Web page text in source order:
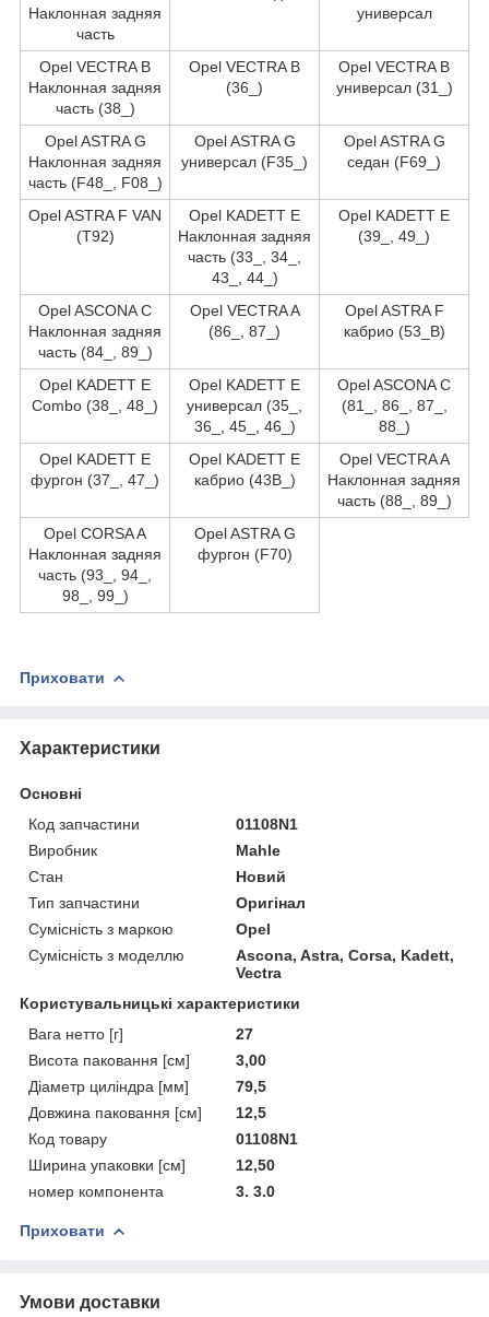
Наклонная задняя
часть
универсал
Opel VECTRA B
Наклонная задняя
часть (38_)
Opel VECTRA B
(36_)
Opel VECTRA B
универсал (31_)
Opel ASTRA G
Наклонная задняя
часть (F48_, F08_)
Opel ASTRA G
универсал (F35_)
Opel ASTRA G
седан (F69_)
Opel ASTRA F VAN
(T92)
Opel KADETT E
Наклонная задняя
часть (33_, 34_,
43_, 44_)
Opel KADETT E
(39_, 49_)
Opel ASCONA C
Наклонная задняя
часть (84_, 89_)
Opel VECTRA A
(86_, 87_)
Opel ASTRA F
кабрио (53_B)
Opel KADETT E
Combo (38_, 48_)
Opel KADETT E
универсал (35_,
36_, 45_, 46_)
Opel ASCONA C
(81_, 86_, 87_,
88_)
Opel KADETT E
фургон (37_, 47_)
Opel KADETT E
кабрио (43B_)
Opel VECTRA A
Наклонная задняя
часть (88_, 89_)
Opel CORSA A
Наклонная задняя
часть (93_, 94_,
98_, 99_)
Opel ASTRA G
фургон (F70)
Приховати
Характеристики
Основні
Код запчастини
01108N1
Виробник
Mahle
Стан
Новий
Тип запчастини
Оригінал
Сумісність з маркою
Opel
Сумісність з моделлю
Ascona, Astra, Corsa, Kadett,
Vectra
Користувальницькі характеристики
Вага нетто [г]
27
Висота паковання [см]
3,00
Діаметр циліндра [мм]
79,5
Довжина паковання [см]
12,5
Код товару
01108N1
Ширина упаковки [см]
12,50
номер компонента
3. 3.0
Приховати
Умови доставки